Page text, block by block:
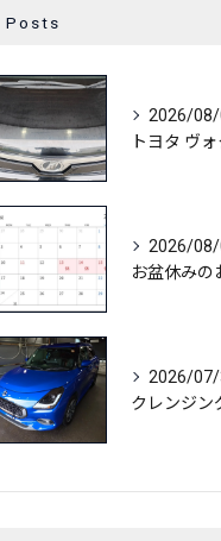
Posts
2026/
2026/08/
お盆休みの
2026/07/